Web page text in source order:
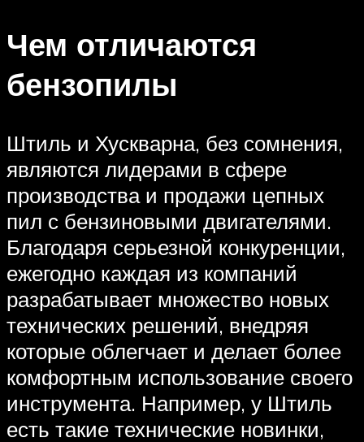
Чем отличаются
бензопилы
Штиль и Хускварна, без сомнения,
являются лидерами в сфере
производства и продажи цепных
пил с бензиновыми двигателями.
Благодаря серьезной конкуренции,
ежегодно каждая из компаний
разрабатывает множество новых
технических решений, внедряя
которые облегчает и делает более
комфортным использование своего
инструмента. Например, у Штиль
есть такие технические новинки,